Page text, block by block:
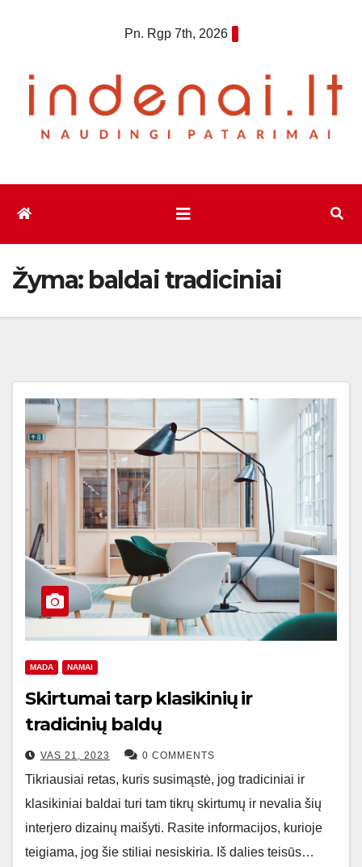
Pn. Rgp 7th, 2026
Žyma: baldai tradiciniai
MADA NAMAI
Skirtumai tarp klasikinių ir
tradicinių baldų
VAS 21, 2023 0 COMMENTS
Tikriausiai retas, kuris susimąstė, jog tradiciniai ir
klasikiniai baldai turi tam tikrų skirtumų ir nevalia šių
interjero dizainų maišyti. Rasite informacijos, kurioje
teigiama, jog šie stiliai nesiskiria. Iš dalies teisūs…